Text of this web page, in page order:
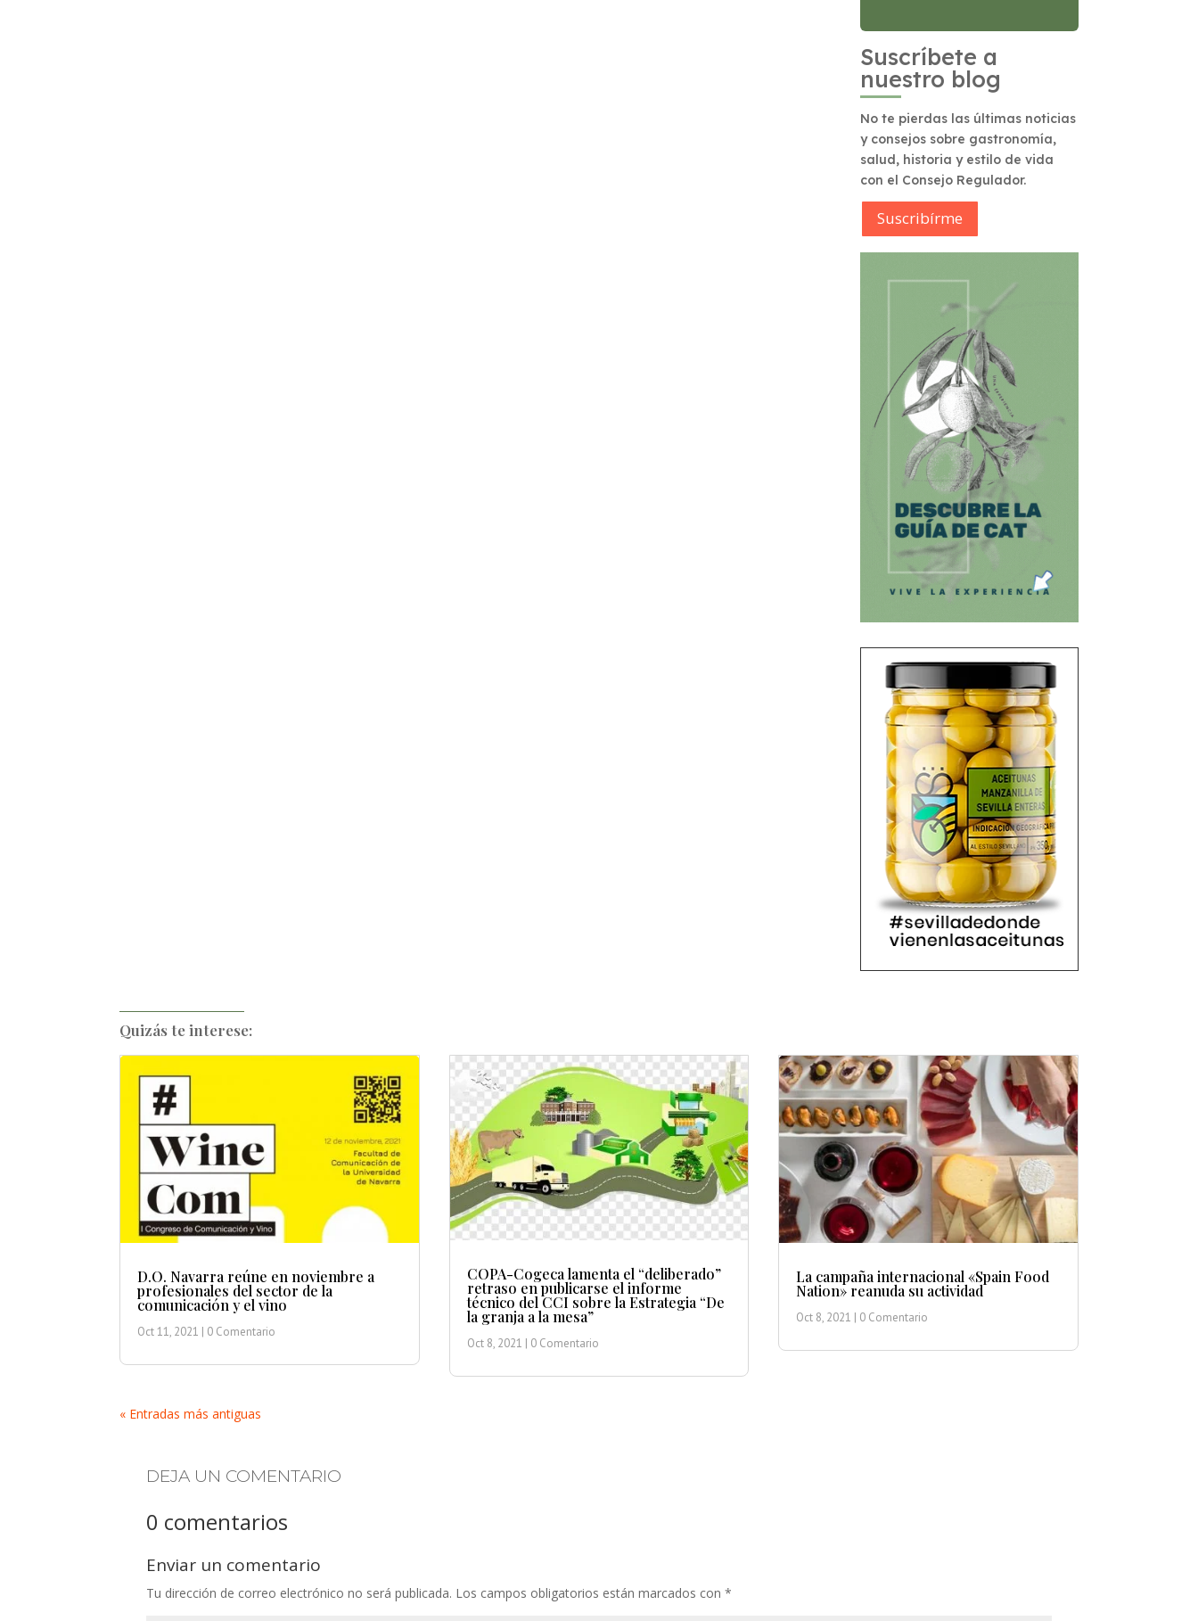
Suscríbete a
nuestro blog
No te pierdas las últimas noticias
y consejos sobre gastronomía,
salud, historia y estilo de vida
con el Consejo Regulador.
Suscribírme
Quizás te interese:
D.O. Navarra reúne en noviembre a
profesionales del sector de la
comunicación y el vino
Oct 11, 2021 | 0 Comentario
COPA-Cogeca lamenta el “deliberado”
retraso en publicarse el informe
técnico del CCI sobre la Estrategia “De
la granja a la mesa”
Oct 8, 2021 | 0 Comentario
La campaña internacional «Spain Food
Nation» reanuda su actividad
Oct 8, 2021 | 0 Comentario
« Entradas más antiguas
DEJA UN COMENTARIO
0 comentarios
Enviar un comentario
Tu dirección de correo electrónico no será publicada. Los campos obligatorios están marcados con*